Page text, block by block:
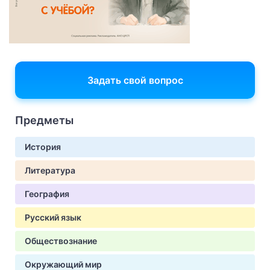
Задать свой вопрос
Предметы
История
Литература
География
Русский язык
Обществознание
Окружающий мир